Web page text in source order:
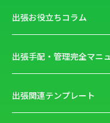
出張お役立ちコラム
出張手配・管理完全マニ
出張関連テンプレート